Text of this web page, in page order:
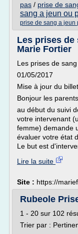
pas / prise de
sang a jeun ou
prise de sang a jeun
Les prises de
Marie Fortier
Les prises de
01/05/2017
Mise à jour du
Bonjour les parents,
au début du suivi
votre intervenant
femme) demande
évaluer votre état
Le but est
Lire la suite
Site : https://
Rubeole
1 - 20 sur 102
Trier par :